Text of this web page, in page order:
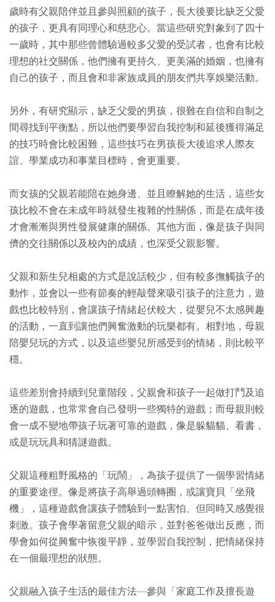
歲時有父親陪伴並且參與照顧的孩子，長大後要比缺乏父愛
的孩子，更具有同理心和慈悲心。當這些研究對象到了四十
一歲時，其中那些曾體驗過較多父愛的受試者，也會有比較
理想的社交關係，他們擁有更持久、更美滿的婚姻，也擁有
自己的孩子，而且會和非家族成員的朋友們共享娛樂活動。
另外，有研究顯示，缺乏父愛的男孩，很難在自信和自制之
間尋找到平衡點，所以他們要學習自我控制和延後獲得滿足
的技巧時會比較困難，這些技巧在男孩長大後追求人際友
誼、學業成功和事業目標時，會更重要。
而女孩的父親若能陪在她身邊、並且瞭解她的生活，這些女
孩比較不會在未成年時就發生複雜的性關係，而是在成年後
才會漸漸與男性發展健康的關係。其他方面，像是孩子與同
儕的交往關係以及校內的成績，也深受父親影響。
父親和新生兒相處的方式是說話較少，但有較多撫觸孩子的
動作，並會以一些有節奏的輕敲聲來吸引孩子的注意力，遊
戲也比較特別，會讓孩子情緒起伏較大，從嬰兒不太感興趣
的活動，一直到讓他們興奮激動的玩樂都有。相對地，母親
陪嬰兒玩的方式，以及這些嬰兒所感受到的情緒，則比較平
穩。
這些差別會持續到兒童階段，父親會和孩子一起做打鬥及追
逐的遊戲，也常常會自己發明一些獨特的遊戲；而母親則較
會一成不變地帶孩子玩著可靠的遊戲，像是躲貓貓、看書，
或是玩玩具和猜謎遊戲。
父親這種粗野風格的「玩鬧」，為孩子提供了一個學習情緒
的重要途徑。像是將孩子高舉過頭轉圈，或讓寶貝「坐飛
機」，這種遊戲會讓孩子體驗到一點害怕、但同時又感覺很
刺激。孩子會學著留意父親的暗示，並對爸爸做出反應，而
學會如何從興奮中恢復平靜，並學習自我控制，把情緒保持
在一個最理想的狀態。
父親融入孩子生活的最佳方法—參與「家庭工作及擅長遊